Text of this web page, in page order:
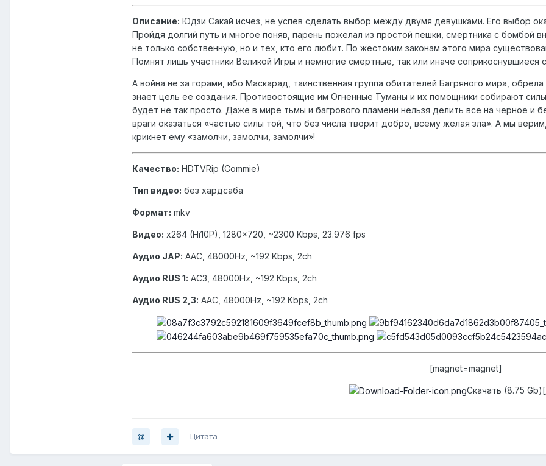
Описание: Юдзи Сакай исчез, не успев сделать выбор между двумя девушками. Его выбор
Пройдя долгий путь и многое поняв, парень пожелал из простой пешки, смертника с бомбой
не только собственную, но и тех, кто его любит. По жестоким законам этого мира
Помнят лишь участники Великой Игры и немногие смертные, так или иначе соприкоснувшиеся
А война не за горами, ибо Маскарад, таинственная группа обитателей Багряного мира,
знает цель ее создания. Противостоящие им Огненные Туманы и их помощники собирают
будет не так просто. Даже в мире тьмы и багрового пламени нельзя делить все на черное и
враги оказаться «частью силы той, что без числа творит добро, всему желая зла». А мы
крикнет ему «замолчи, замолчи, замолчи»!
Качество: HDTVRip (Commie)
Тип видео: без хардсаба
Формат: mkv
Видео: x264 (Hi10P), 1280x720, ~2300 Kbps, 23.976 fps
Аудио JAP: AAC, 48000Hz, ~192 Kbps, 2ch
Аудио RUS 1: AC3, 48000Hz, ~192 Kbps, 2ch
Аудио RUS 2,3: AAC, 48000Hz, ~192 Kbps, 2ch
[magnet=magnet]
Скачать (8.75
Цитата